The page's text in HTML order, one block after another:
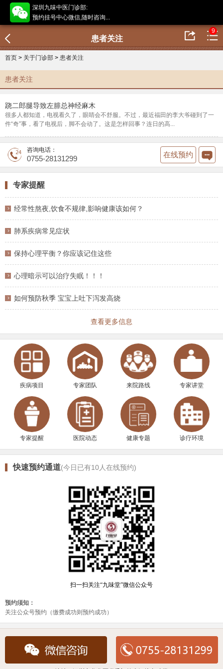
深圳九味中医门诊部:
预约挂号中心微信,随时咨询...
患者关注
9
首页 > 关于门诊部 > 患者关注
患者关注
跷二郎腿导致左腓总神经麻木
很多人都知道，电视看久了，眼睛会不舒服。不过，最近福田的李大爷碰到了一
件“奇”事，看了电视后，脚不会动了。这是怎样回事？连日的高...
咨询电话：
0755-28131299 在线预约
专家提醒
经常性熬夜,饮食不规律,影响健康该如何？
肺系疾病常见症状
保持心理平衡？你应该记住这些
心理暗示可以治疗失眠！！！
如何预防秋季 宝宝上吐下泻发高烧
查看更多信息
疾病项目 专家团队 来院路线 专家讲堂
专家提醒 医院动态 健康专题 诊疗环境
快速预约通道(今日已有10人在线预约)